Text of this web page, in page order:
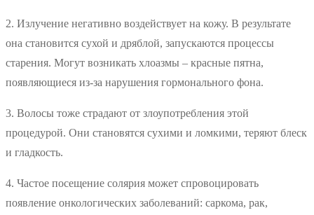
2. Излучение негативно воздействует на кожу. В результате
она становится сухой и дряблой, запускаются процессы
старения. Могут возникать хлоазмы – красные пятна,
появляющиеся из-за нарушения гормонального фона.
3. Волосы тоже страдают от злоупотребления этой
процедурой. Они становятся сухими и ломкими, теряют блеск
и гладкость.
4. Частое посещение солярия может спровоцировать
появление онкологических заболеваний: саркома, рак,